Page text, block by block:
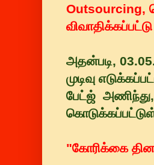
Outsourcing,
அதன்படி,
முடிவு
பேட்ஜ்
"கோரிக்கை